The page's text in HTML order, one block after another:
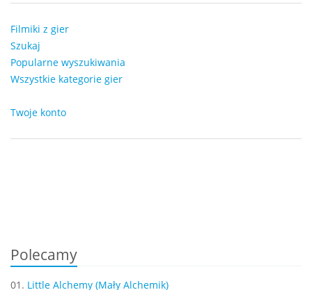
Filmiki z gier
Szukaj
Popularne wyszukiwania
Wszystkie kategorie gier
Twoje konto
Polecamy
01. Little Alchemy (Mały Alchemik)